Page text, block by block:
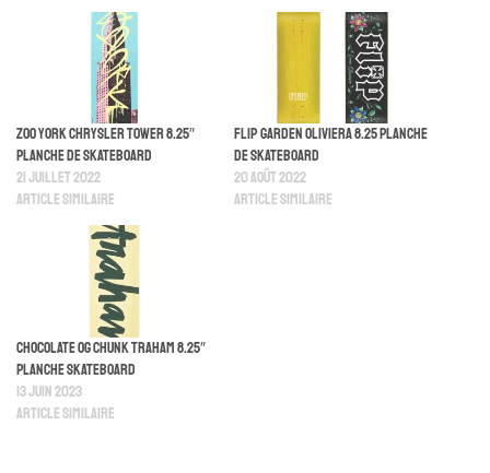
Zoo York Chrysler Tower 8.25″
Planche De Skateboard
21 juillet 2022
Article similaire
Flip Garden Oliviera 8.25 Planche
De Skateboard
20 août 2022
Article similaire
Chocolate OG Chunk TRAHAM 8.25″
Planche Skateboard
13 juin 2023
Article similaire